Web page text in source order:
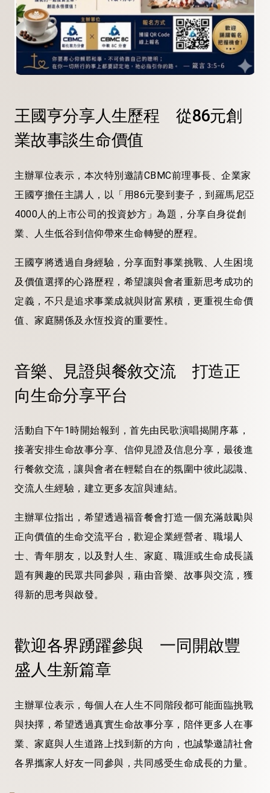
王國亨分享人生歷程 從86元創
業故事談生命價值
主辦單位表示，本次特別邀請CBMC前理事長、企業家
王國亨擔任主講人，以「用86元娶到妻子，到羅馬尼亞
4000人的上市公司的投資妙方」為題，分享自身從創
業、人生低谷到信仰帶來生命轉變的歷程。
王國亨將透過自身經驗，分享面對事業挑戰、人生困境
及價值選擇的心路歷程，希望讓與會者重新思考成功的
定義，不只是追求事業成就與財富累積，更重視生命價
值、家庭關係及永恆投資的重要性。
音樂、見證與餐敘交流 打造正
向生命分享平台
活動自下午1時開始報到，首先由民歌演唱揭開序幕，
接著安排生命故事分享、信仰見證及信息分享，最後進
行餐敘交流，讓與會者在輕鬆自在的氛圍中彼此認識、
交流人生經驗，建立更多友誼與連結。
主辦單位指出，希望透過福音餐會打造一個充滿鼓勵與
正向價值的生命交流平台，歡迎企業經營者、職場人
士、青年朋友，以及對人生、家庭、職涯或生命成長議
題有興趣的民眾共同參與，藉由音樂、故事與交流，獲
得新的思考與啟發。
歡迎各界踴躍參與 一同開啟豐
盛人生新篇章
主辦單位表示，每個人在人生不同階段都可能面臨挑戰
與抉擇，希望透過真實生命故事分享，陪伴更多人在事
業、家庭與人生道路上找到新的方向，也誠摯邀請社會
各界攜家人好友一同參與，共同感受生命成長的力量。